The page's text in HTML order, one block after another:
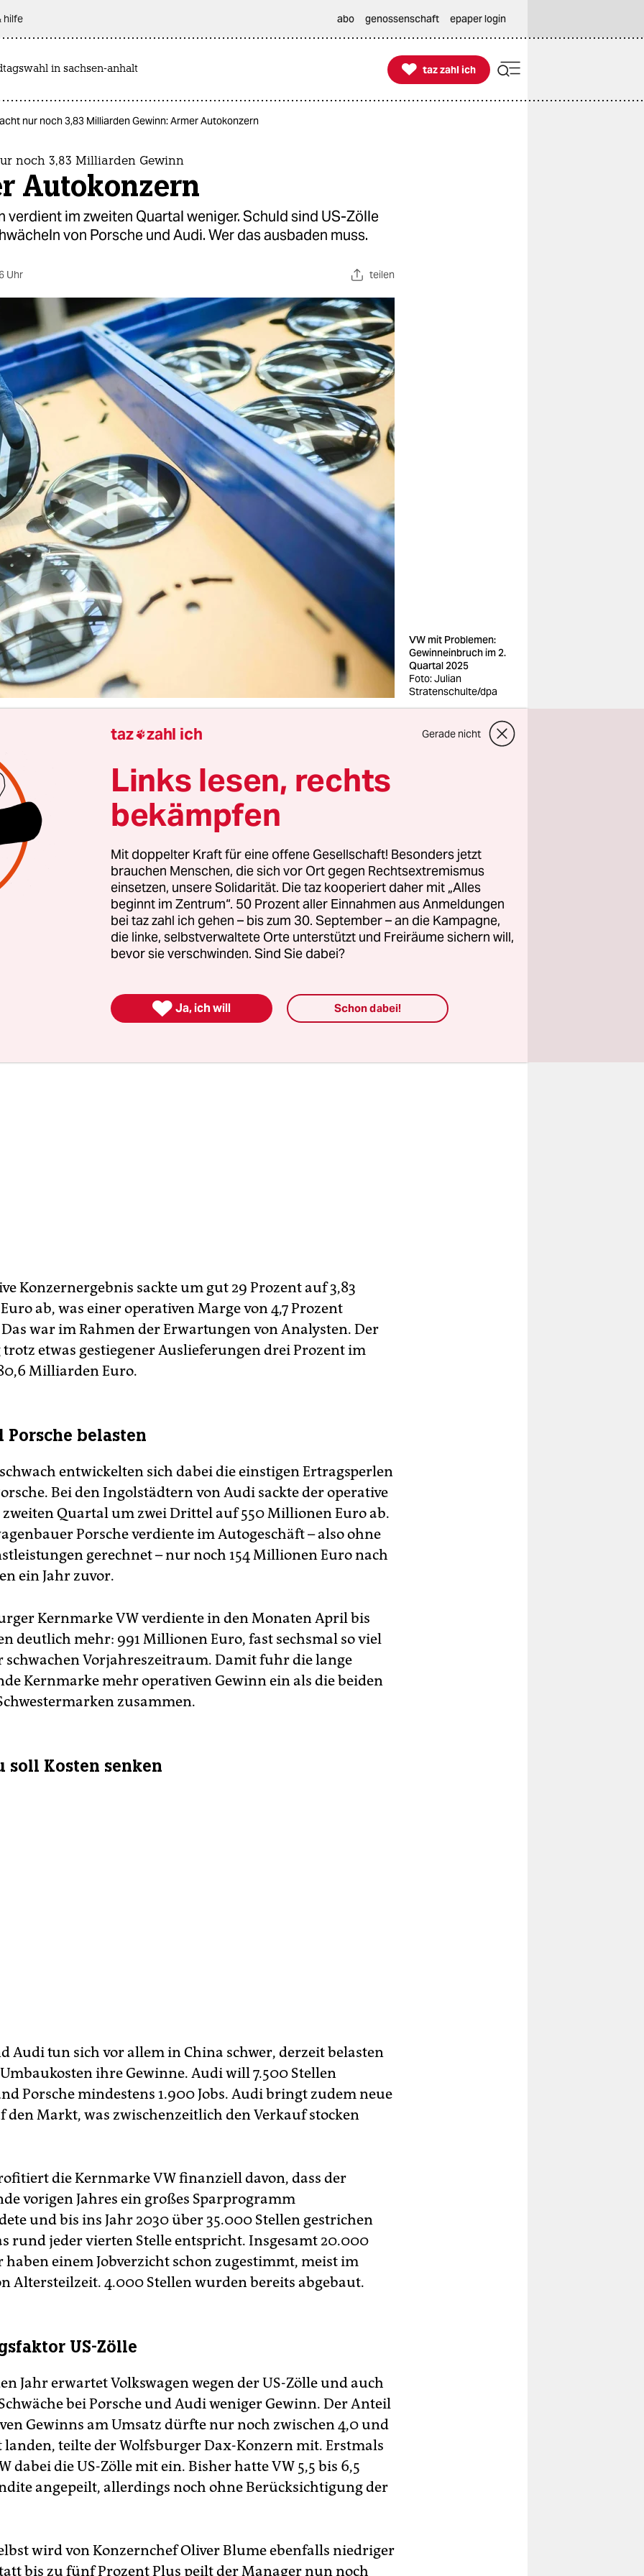
hilfe abo genossenschaft epaper login
in sachsen-anhalt 
taz zahl ich
taz zahl ich
nur noch 3,83 Milliarden Gewinn: Armer Autokonzern
noch 3,83 Milliarden Gewinn
Autokonzern
verdient im zweiten Quartal weniger. Schuld sind US-Zölle
von Porsche und Audi. Wer das ausbaden muss.
Uhr teilen
VW mit Problemen:
Gewinneinbruch im 2.
Quartal 2025
Foto: Julian
Stratenschulte/dpa
hat im zweiten Quartal einen deutlichen
verzeichnet. Nach Steuern verdienten die
mit 2,29 Milliarden Euro gut ein Drittel weniger als ein
sie mitteilten. Grund war unter anderem das schlechte
im Tagesgeschäft bei den teuren Marken Porsche und
Zölle in den USA.
Euro kosteten den Konzern die Einfuhrzölle in den
werden dort seit April 27,5 Prozent Zoll erhoben. Das
die Verkaufszahlen einbrechen – um 16 Prozent. VW
hohe Umbaukosten sowie den derzeit guten Lauf der
Konzernergebnis sackte um gut 29 Prozent auf 3,83
ab, was einer operativen Marge von 4,7 Prozent
war im Rahmen der Erwartungen von Analysten. Der
trotz etwas gestiegener Auslieferungen drei Prozent im
Milliarden Euro.
belasten
entwickelten sich dabei die einstigen Ertragsperlen
Bei den Ingolstädtern von Audi sackte der operative
Quartal um zwei Drittel auf 550 Millionen Euro ab.
Porsche verdiente im Autogeschäft – also ohne
gerechnet – nur noch 154 Millionen Euro nach
ein Jahr zuvor.
Kernmarke VW verdiente in den Monaten April bis
deutlich mehr: 991 Millionen Euro, fast sechsmal so viel
schwachen Vorjahreszeitraum. Damit fuhr die lange
Kernmarke mehr operativen Gewinn ein als die beiden
zusammen.
soll Kosten senken
Audi tun sich vor allem in China schwer, derzeit belasten
ihre Gewinne. Audi will 7.500 Stellen
Porsche mindestens 1.900 Jobs. Audi bringt zudem neue
den Markt, was zwischenzeitlich den Verkauf stocken
die Kernmarke VW finanziell davon, dass der
vorigen Jahres ein großes Sparprogramm
und bis ins Jahr 2030 über 35.000 Stellen gestrichen
rund jeder vierten Stelle entspricht. Insgesamt 20.000
einem Jobverzicht schon zugestimmt, meist im
Altersteilzeit. 4.000 Stellen wurden bereits abgebaut.
US-Zölle
Jahr erwartet Volkswagen wegen der US-Zölle und auch
bei Porsche und Audi weniger Gewinn. Der Anteil
Gewinns am Umsatz dürfte nur noch zwischen 4,0 und
landen, teilte der Wolfsburger Dax-Konzern mit. Erstmals
dabei die US-Zölle mit ein. Bisher hatte VW 5,5 bis 6,5
angepeilt, allerdings noch ohne Berücksichtigung der
wird von Konzernchef Oliver Blume ebenfalls niedriger
bis zu fünf Prozent Plus peilt der Manager nun noch
taz zahl ich Gerade nicht
Links lesen, rechts
bekämpfen
Mit doppelter Kraft für eine offene Gesellschaft! Besonders jetzt
brauchen Menschen, die sich vor Ort gegen Rechtsextremismus
einsetzen, unsere Solidarität. Die taz kooperiert daher mit „Alles
beginnt im Zentrum“. 50 Prozent aller Einnahmen aus Anmeldungen
bei taz zahl ich gehen – bis zum 30. September – an die Kampagne,
die linke, selbstverwaltete Orte unterstützt und Freiräume sichern will,
bevor sie verschwinden. Sind Sie dabei?
 Ja, ich will Schon dabei!